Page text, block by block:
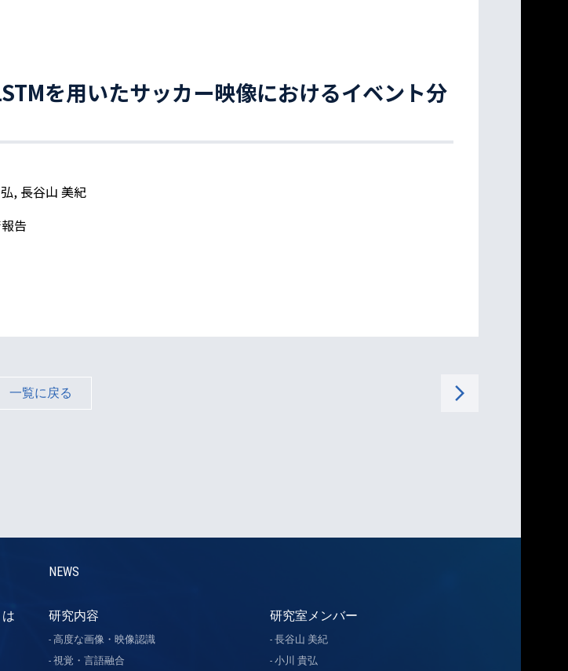
を用いたサッカー映像におけるイベント分
, 長谷山 美紀
告
一覧に戻る arrow_forward_ios
NEWS
研究内容
高度な画像・映像認識
視覚・言語融合
研究室メンバー
長谷山 美紀
小川 貴弘